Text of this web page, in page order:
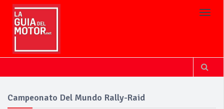
Campeonato Del Mundo Rally-Raid